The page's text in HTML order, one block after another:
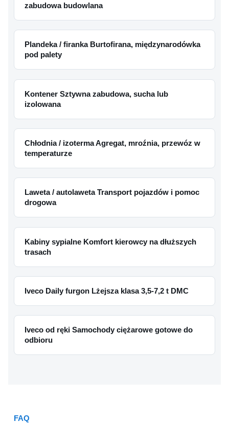
zabudowa budowlana
Plandeka / firanka Burtofirana, międzynarodówka
pod palety
Kontener Sztywna zabudowa, sucha lub
izolowana
Chłodnia / izoterma Agregat, mroźnia, przewóz w
temperaturze
Laweta / autolaweta Transport pojazdów i pomoc
drogowa
Kabiny sypialne Komfort kierowcy na dłuższych
trasach
Iveco Daily furgon Lżejsza klasa 3,5-7,2 t DMC
Iveco od ręki Samochody ciężarowe gotowe do
odbioru
FAQ